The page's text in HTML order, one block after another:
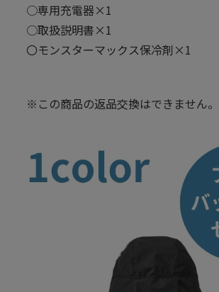
○専用充電器×1
○取扱説明書×1
〇モンスターマックス保冷剤×1
※この商品の返品交換はできません。